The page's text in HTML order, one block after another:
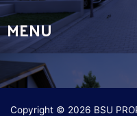
MENU
Copyright © 2026 BSU